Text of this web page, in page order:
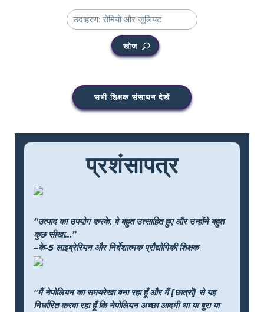
खोज
सभी शिक्षक संसाधन देखें
प्रशंसापत्र
“उत्पाद का उपयोग करके, वे बहुत उत्साहित हुए और उन्होंने बहुत
कुछ सीखा...”
–के-5 लाइब्रेरियन और निर्देशात्मक प्रौद्योगिकी शिक्षक
"मैं नेपोलियन का समयरेखा बना रहा हूँ और मैं [छात्रों] से यह
निर्धारित करवा रहा हूँ कि नेपोलियन अच्छा आदमी था या बुरा या